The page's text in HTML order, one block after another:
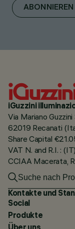
ABONNIEREN
iGuzzini
Via Mariano Guzzini
62019 Recanati
Share Capital
VAT N. and R.I. :
CCIAA Macerata,
Kontakte und
Social
Produkte